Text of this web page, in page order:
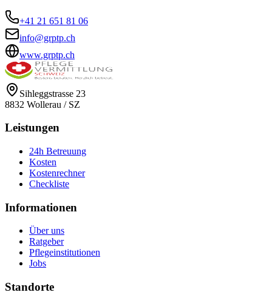
+41 21 651 81 06
info@grptp.ch
www.grptp.ch
Sihleggstrasse 23
8832 Wollerau / SZ
Leistungen
24h Betreuung
Kosten
Kostenrechner
Checkliste
Informationen
Über uns
Ratgeber
Pflegeinstitutionen
Jobs
Standorte